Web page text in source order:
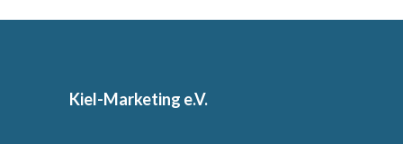
Kiel-Marketing e.V.